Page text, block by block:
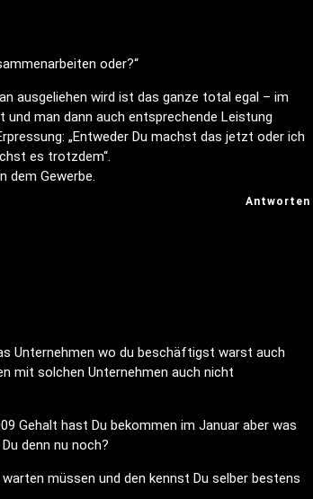
oder?“
ausgeliehen wird ist das ganze total egal – im
man dann auch entsprechende Leistung
„Entweder Du machst das jetzt oder ich
es trotzdem“.
dem Gewerbe.
Antworten
Unternehmen wo du beschäftigst warst auch
mit solchen Unternehmen auch nicht
Gehalt hast Du bekommen im Januar aber was
denn nu noch?
müssen und den kennst Du selber bestens